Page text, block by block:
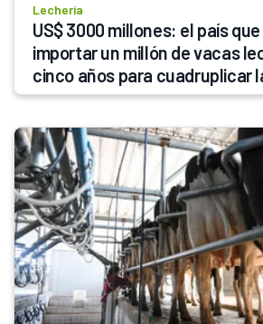
Lechería
US$ 3000 millones: el país
importar un millón de vacas
cinco años para cuadruplicar